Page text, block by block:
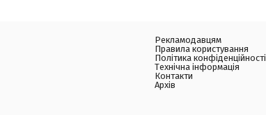
Рекламодавцям
Правила користування
Політика конфіденційності
Технічна інформація
Контакти
Архів